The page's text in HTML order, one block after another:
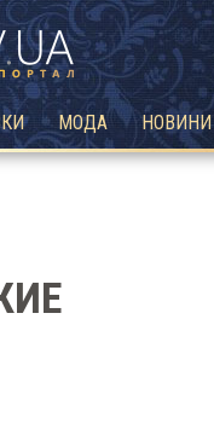
МОДА НОВИНИ